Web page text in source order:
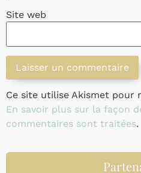
Site web
Ce site utilise Akismet pour
En savoir plus sur la façon
commentaires sont traitées.